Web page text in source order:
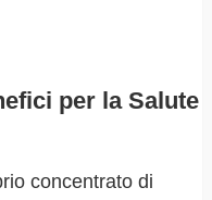
per la Salute
concentrato di